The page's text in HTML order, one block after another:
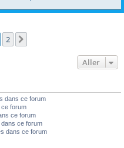
2
Aller
dans ce forum
forum
ce forum
ce forum
dans ce forum